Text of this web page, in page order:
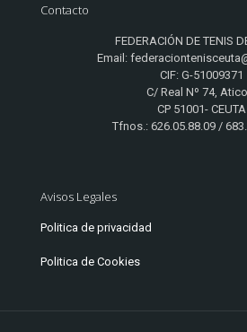
Contacto
FEDERACIÓN DE TENIS
Email:
CIF: G-51009371
C/ Real Nº 74,
CP 51001- CEUTA
Tfnos.: 626.05.88.09 /
Avisos Legales
Politica de privacidad
Politica de Cookies